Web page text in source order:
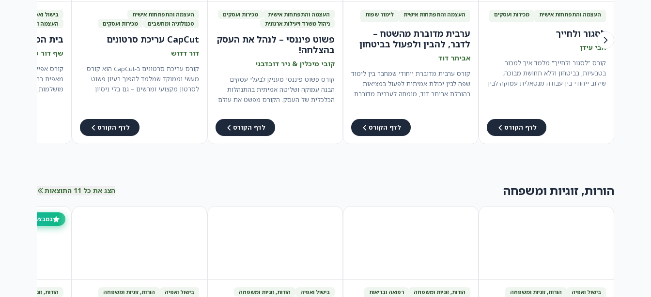
העצמה והתפתחות אישית מכירות ועסקים
לסגור ולחייך
אבי עידן
קורס "לסגור ולחייך" מלמד איך למכור
בטבעיות, בביטחון וללא תחושת מבוכה.
שילוב ייחודי בין עבודה מנטאלית עמוקה לבין
לדף הקורס
העצמה והתפתחות אישית לימוד שפות
ערבית מדוברת מהשטח –
לדבר, להבין ולפעול בביטחון
אביתר דוד
קורס ערבית מדוברת ייחודי שמחבר בין לימוד
שפה לבין יכולת אמיתית לפעול במציאות.
בהובלת אביתר דוד, מומחה לערבית מדוברת
לדף הקורס
העצמה והתפתחות אישית
מכירות ועסקים
ניהול משרד ויעילות ארגונית
פשוט פיננסי – לנהל את העסק
בהצלחה!
קובי מיכלין & ניר דובדבני
קורס פשוט פיננסי מעניק לבעלי עסקים
הבנה עמוקה ושליטה אמיתית בהתנהלות
הכלכלית של העסק. הקורס מפשט את עולם
לדף הקורס
העצמה והתפתחות אישית
טכנולוגיה ומחשבים
מכירות ועסקים
CapCut עריכת סרטונים
דור דדוש
קורס עריכת סרטונים ב-CapCut הוא קורס
מעשי וממוקד שמלמד להפוך רעיון פשוט
לסרטון מקצועי ומרשים – גם בלי ניסיון
לדף הקורס
בישול ואפיה
העצמה והתפתחות
בית הספר
שף דור פלג
קורס אפייה מקיף
מאפים ברמה
מושלמות, בלי צורך
הורות, זוגיות ומשפחה הצג את כל 11 התוצאות
בישול ואפיה הורות, זוגיות ומשפחה הורות, זוגיות ומשפחה רפואה ובריאות בישול ואפיה
הורות, זוגיות ומשפחה
בישול ואפיה הורות, זוגיות ומשפחה
במבצע מיוחד
הורות, זוגיות ומשפחה